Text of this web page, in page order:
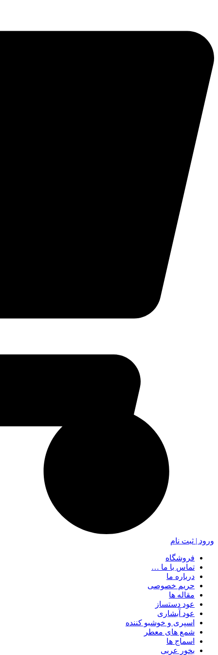
ورود | ثبت نام
فروشگاه
تماس با ما …
درباره ما
حریم خصوصی
مقاله ها
عود دستساز
عود آبشاری
اسپری و خوشبو کننده
شمع های معطر
اسماج ها
بخور عربی